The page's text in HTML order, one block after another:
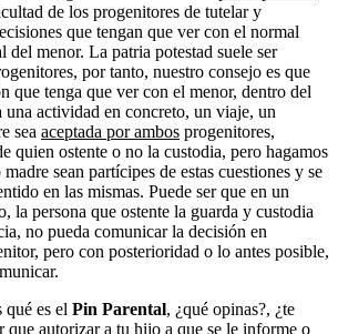
de los progenitores de tutelar y
que tengan que ver con el normal
del menor. La patria potestad suele ser
por tanto, nuestro consejo es que
que tenga que ver con el menor, dentro del
una actividad en concreto, un viaje, un
sea aceptada por ambos progenitores,
quien ostente o no la custodia, pero hagamos
sean partícipes de estas cuestiones y se
en las mismas. Puede ser que en un
la persona que ostente la guarda y custodia
no pueda comunicar la decisión en
pero con posterioridad o lo antes posible,
qué es el Pin Parental, ¿qué opinas?, ¿te
que autorizar a tu hijo a que se le informe o